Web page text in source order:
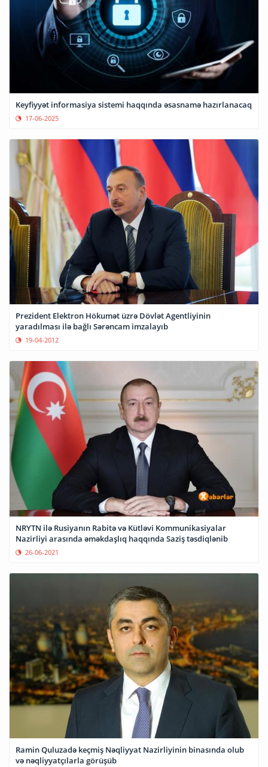
Keyfiyyət informasiya sistemi haqqında əsasnamə hazırlanacaq
17-06-2025
Prezident Elektron Hökumət üzrə Dövlət Agentliyinin
yaradılması ilə bağlı Sərəncam imzalayıb
19-04-2012
NRYTN ilə Rusiyanın Rabitə və Kütləvi Kommunikasiyalar
Nazirliyi arasında əməkdaşlıq haqqında Saziş təsdiqlənib
26-06-2021
Ramin Quluzadə keçmiş Nəqliyyat Nazirliyinin binasında olub
və nəqliyyatçılarla görüşüb